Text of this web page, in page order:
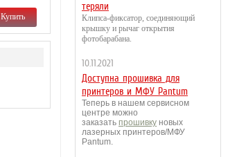
Купить
теряли
Клипса-фиксатор, соединяющий
крышку и рычаг открытия
фотобарабана.
10.11.2021
Доступна прошивка для
принтеров и МФУ Pantum
Теперь в нашем сервисном
центре можно
заказать прошивку новых
лазерных принтеров/МФУ
Pantum.